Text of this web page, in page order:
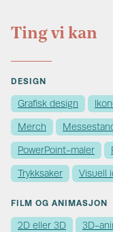
Ting vi kan
DESIGN
Grafisk design
Merch
PowerPoint-maler
Trykksaker Visuell
FILM OG ANIMASJON
2D eller 3D 3D-